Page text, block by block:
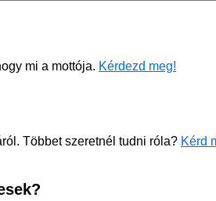
mi a mottója. Kérdezd meg!
Többet szeretnél tudni róla? Kérd